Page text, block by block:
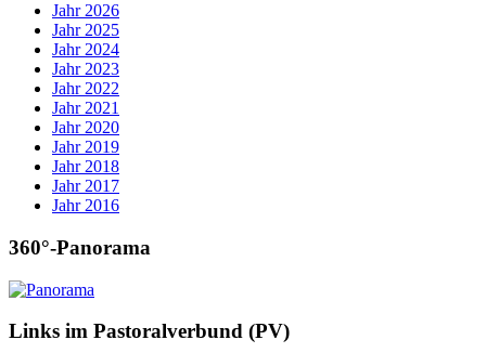
Jahr 2026
Jahr 2025
Jahr 2024
Jahr 2023
Jahr 2022
Jahr 2021
Jahr 2020
Jahr 2019
Jahr 2018
Jahr 2017
Jahr 2016
360°-Panorama
Links im Pastoralverbund (PV)